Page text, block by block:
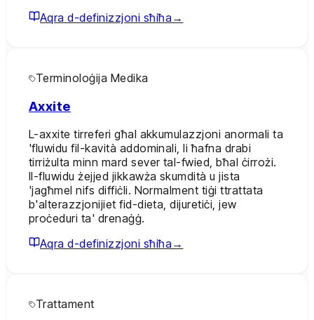
Aqra d-definizzjoni sħiħa →
Terminoloġija Medika
Axxite
L-axxite tirreferi għal akkumulazzjoni anormali ta
'fluwidu fil-kavità addominali, li ħafna drabi
tirriżulta minn mard sever tal-fwied, bħal ċirrożi.
Il-fluwidu żejjed jikkawża skumdità u jista
'jagħmel nifs diffiċli. Normalment tiġi ttrattata
b'alterazzjonijiet fid-dieta, dijuretiċi, jew
proċeduri ta' drenaġġ.
Aqra d-definizzjoni sħiħa →
Trattament